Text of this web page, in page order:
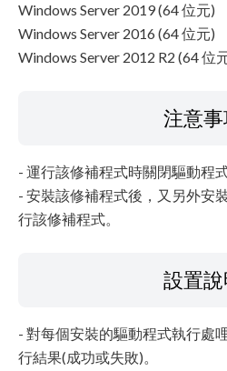
Windows Server 2019 (64 位元)
Windows Server 2016 (64 位元)
Windows Server 2012 R2 (64 位
注意
- 運行該修補程式時關閉驅動程
- 安裝該修補程式後，又另外安
行該修補程式。
設置
- 對每個安裝的驅動程式執行處
行結果(成功或失敗)。